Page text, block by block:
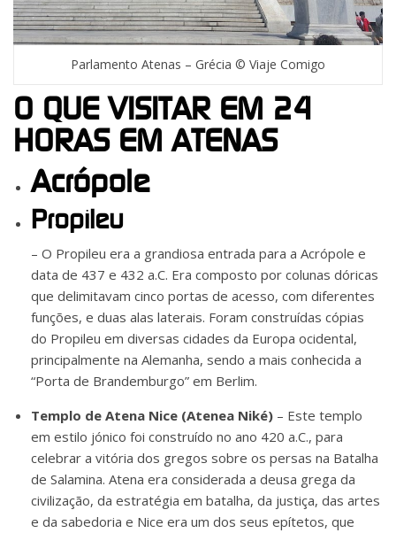
Parlamento Atenas – Grécia © Viaje Comigo
O QUE VISITAR EM 24
HORAS EM ATENAS
Acrópole
Propileu
– O Propileu era a grandiosa entrada para a Acrópole e
data de 437 e 432 a.C. Era composto por colunas dóricas
que delimitavam cinco portas de acesso, com diferentes
funções, e duas alas laterais. Foram construídas cópias
do Propileu em diversas cidades da Europa ocidental,
principalmente na Alemanha, sendo a mais conhecida a
“Porta de Brandemburgo” em Berlim.
Templo de Atena Nice (Atenea Niké) – Este templo
em estilo jónico foi construído no ano 420 a.C., para
celebrar a vitória dos gregos sobre os persas na Batalha
de Salamina. Atena era considerada a deusa grega da
civilização, da estratégia em batalha, da justiça, das artes
e da sabedoria e Nice era um dos seus epítetos, que